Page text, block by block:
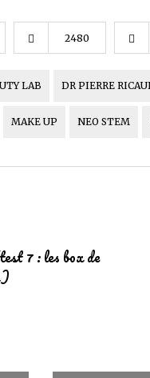
2480
LAB DR PIERRE
MAKE UP NEO STEM
7 : les box de